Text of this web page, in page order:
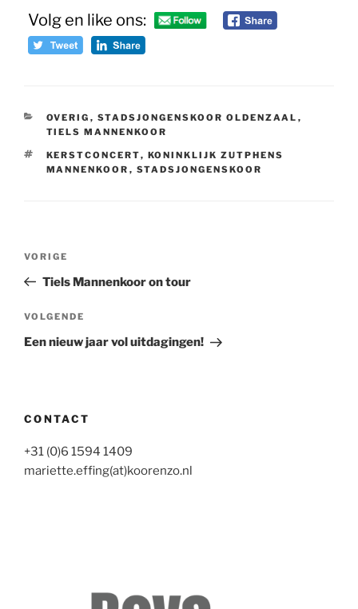
Volg en like ons:
CATEGORIEËN
OVERIG , STADSJONGENSKOOR OLDENZAAL ,
TIELS MANNENKOOR
TAGS
KERSTCONCERT, KONINKLIJK ZUTPHENS
MANNENKOOR , STADSJONGENSKOOR
Vorig
bericht
VORIGE
Tiels Mannenkoor on tour
Volgend
bericht
VOLGENDE
Een nieuw jaar vol uitdagingen!
CONTACT
+31 (0)6 1594 1409
mariette.effing(at)koorenzo.nl